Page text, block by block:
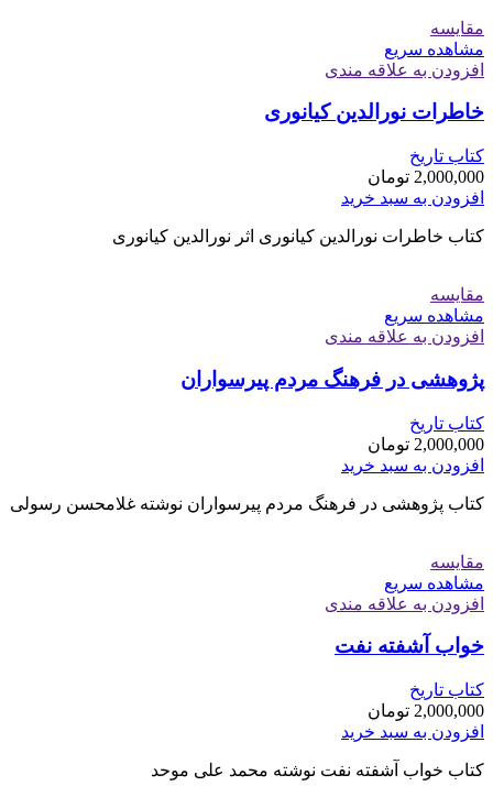
مقایسه
مشاهده سریع
افزودن به علاقه مندی
خاطرات نورالدین کیانوری
کتاب تاریخ
2,000,000 تومان
افزودن به سبد خرید
کتاب خاطرات نورالدین کیانوری اثر نورالدین کیانوری
مقایسه
مشاهده سریع
افزودن به علاقه مندی
پژوهشی در فرهنگ مردم پیرسواران
کتاب تاریخ
2,000,000 تومان
افزودن به سبد خرید
کتاب پژوهشی در فرهنگ مردم پیرسواران نوشته غلامحسن رسولی
مقایسه
مشاهده سریع
افزودن به علاقه مندی
خواب آشفته نفت
کتاب تاریخ
2,000,000 تومان
افزودن به سبد خرید
کتاب خواب آشفته نفت نوشته محمد علی موحد